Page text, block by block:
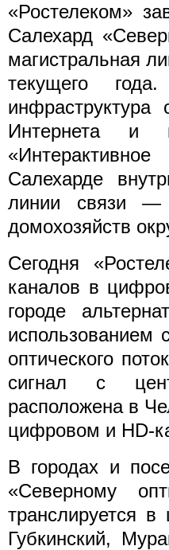
«Ростелеком»
Салехард
магистральная
текущего
Интернета и
Салехарде
линии связи —
домохозяйств
Сегодня
каналов в
городе
использованием
оптического
сигнал с
расположена в
цифровом и HD-
В городах и
«Северному
транслируется
Губкинский,